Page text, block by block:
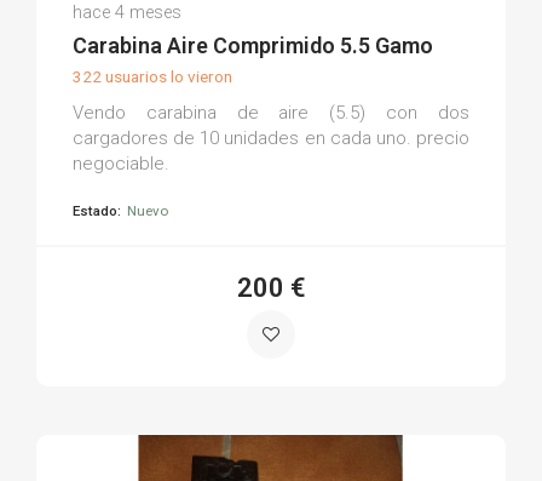
(0)
hace 4 meses
Carabina Aire Comprimido 5.5 Gamo
322 usuarios lo vieron
Vendo carabina de aire (5.5) con dos
cargadores de 10 unidades en cada uno. precio
negociable.
Estado: Nuevo
200 €